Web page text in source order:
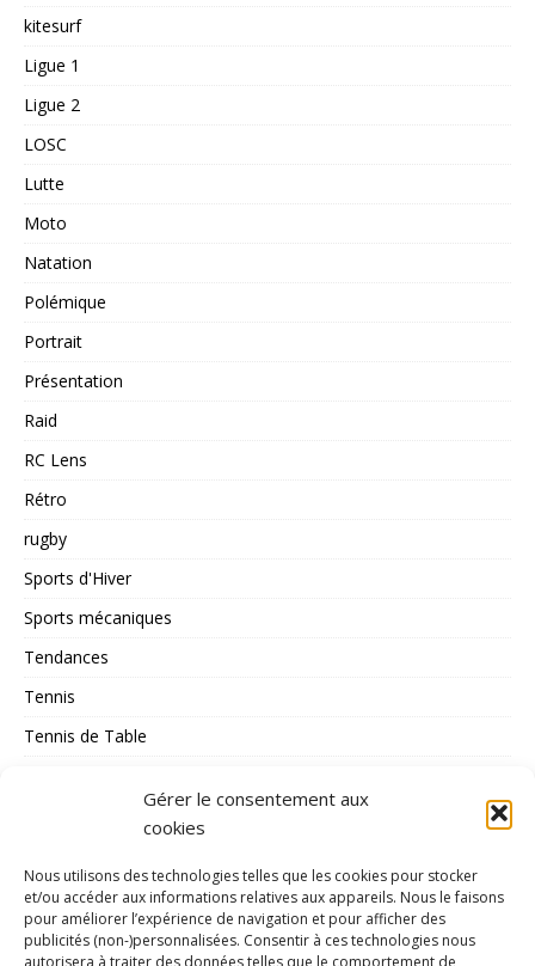
Gérer le consentement aux
cookies
Nous utilisons des technologies telles que les cookies pour stocker
et/ou accéder aux informations relatives aux appareils. Nous le faisons
pour améliorer l’expérience de navigation et pour afficher des
publicités (non-)personnalisées. Consentir à ces technologies nous
autorisera à traiter des données telles que le comportement de
kitesurf
Ligue 1
Ligue 2
LOSC
Lutte
Moto
Natation
Polémique
Portrait
Présentation
Raid
RC Lens
Rétro
rugby
Sports d'Hiver
Sports mécaniques
Tendances
Tennis
Tennis de Table
volley_ball
water-polo